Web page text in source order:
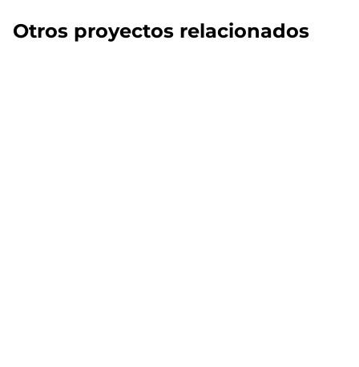
Otros proyectos relacionados